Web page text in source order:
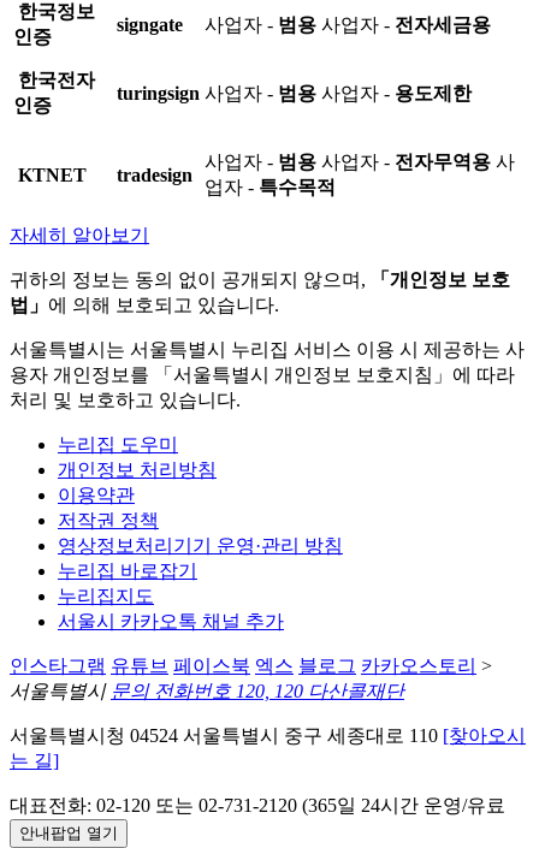
한국정보
인증
signgate 사업자 - 범용 사업자 - 전자세금용
한국전자
인증
turingsign 사업자 - 범용 사업자 - 용도제한
KTNET tradesign
사업자 - 범용 사업자 - 전자무역용 사
업자 - 특수목적
자세히 알아보기
귀하의 정보는 동의 없이 공개되지 않으며,
「개인정보 보호
법」 에 의해 보호되고 있습니다.
서울특별시는 서울특별시 누리집 서비스 이용 시 제공하는 사
용자 개인정보를 「서울특별시 개인정보 보호지침」에 따라
처리 및 보호하고 있습니다.
누리집 도우미
개인정보 처리방침
이용약관
저작권 정책
영상정보처리기기 운영·관리 방침
누리집 바로잡기
누리집지도
서울시 카카오톡 채널 추가
인스타그램 유튜브 페이스북 엑스 블로그 카카오스토리 >
서울특별시 문의 전화번호 120, 120 다산콜재단
서울특별시청 04524 서울특별시 중구 세종대로 110 [찾아오시
는 길]
대표전화: 02-120 또는 02-731-2120 (365일 24시간 운영/유료
안내팝업 열기